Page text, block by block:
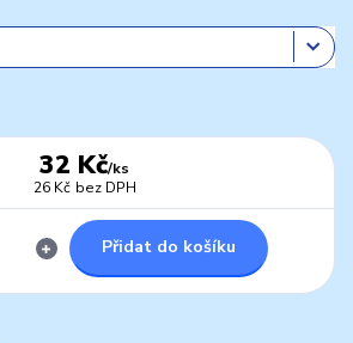
32 Kč/ks
26 Kč bez DPH
Přidat do košíku